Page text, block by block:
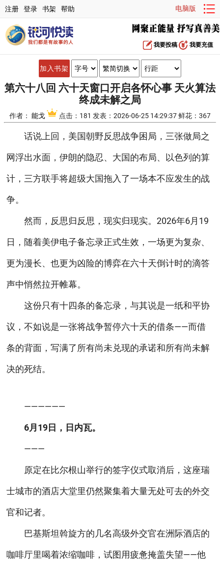
注册 登录 书架 帮助 电脑版
我要投稿 我要充值
加入书架
第六十八回 六十天窗口开启各怀心事 天火算法
终成未解之局
作者： 能戈 点击：181 发表：2026-06-25 14:29:37 鲜花：367
话说上回，美国朝野反思战争困局，三张做局之
网浮出水面，伊朗的隐忍、大国的布局、以色列的算
计，三方联手将超级大国拖入了一场本不应发生的战
争。
然而，反思归反思，现实归现实。2026年6月19
日，随着美伊电子备忘录正式生效，一场更为复杂、
更为漫长、也更为凶险的博弈在六十天倒计时的滴答
声中悄然拉开帷幕。
这份只有十四条的备忘录，与其说是一纸和平协
议，不如说是一张将战争暂停六十天的借条——而借
条的背面，写满了所有尚未兑现的承诺和所有尚未解
决的死结。
——————
6月19日，日内瓦。
———
原定在比尔根山举行的签字仪式取消后，这座瑞
士城市的酒店大堂里仍然聚集着大量无处可去的外交
官和记者。
巴基斯坦斡旋方的几名高级外交官在洲际酒店的
咖啡厅里喝着浓缩咖啡，试图用疲惫掩盖失望——他